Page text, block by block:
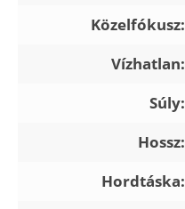
Közelfókusz:
Vízhatlan:
Súly:
Hossz:
Hordtáska: